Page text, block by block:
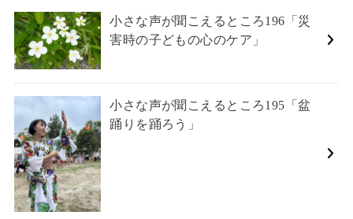
小さな声が聞こえるところ196「災
害時の子どもの心のケア」
小さな声が聞こえるところ195「盆
踊りを踊ろう」